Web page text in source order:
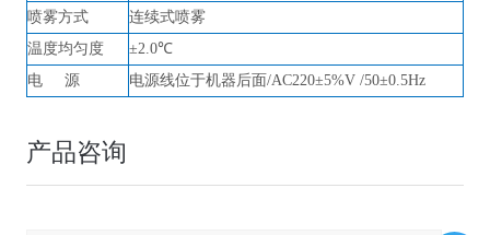
喷雾方式
连续式喷雾
温度均匀度
±2.0℃
电源 电源线位于机器后面/AC220±5%V /50±0.5Hz
产品咨询